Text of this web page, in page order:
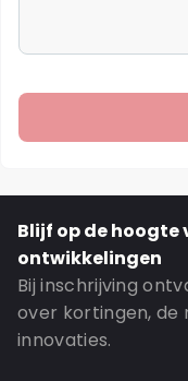
Blijf op de hoogte
ontwikkelingen
Bij inschrijving
over kortingen, de
innovaties.